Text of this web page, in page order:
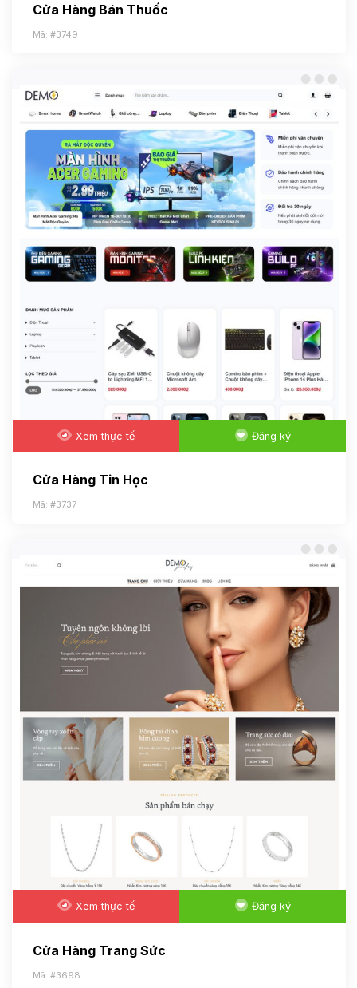
Cửa Hàng Bán Thuốc
Mã: #3749
Xem thực tế Đăng ký
Cửa Hàng Tin Học
Mã: #3737
Xem thực tế Đăng ký
Cửa Hàng Trang Sức
Mã: #3698